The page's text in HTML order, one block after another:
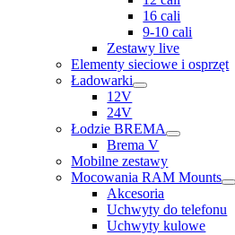
16 cali
9-10 cali
Zestawy live
Elementy sieciowe i osprzęt
Ładowarki
12V
24V
Łodzie BREMA
Brema V
Mobilne zestawy
Mocowania RAM Mounts
Akcesoria
Uchwyty do telefonu
Uchwyty kulowe